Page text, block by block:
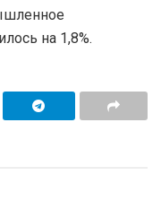
на 1,8%.